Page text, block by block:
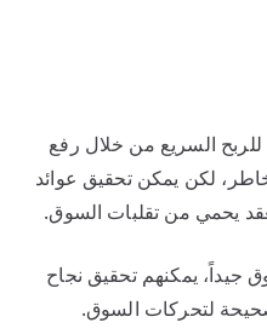
للربح السريع من خلال رفع
لكن يمكن تحقيق عوائد
يحمي من تقلبات السوق.
جيداً، يمكنهم تحقيق نجاح
لتحركات السوق.